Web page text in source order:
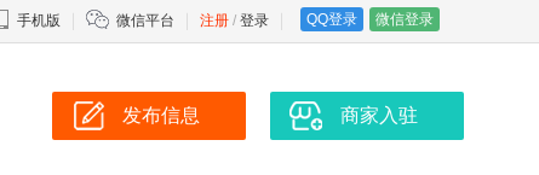
手机版 微信平台 注册 / 登录 QQ登录 微信登录
发布信息 商家入驻